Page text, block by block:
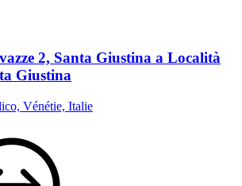
2, Santa Giustina a Località
Giustina
Vénétie, Italie